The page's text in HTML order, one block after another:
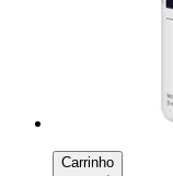
Carrinho